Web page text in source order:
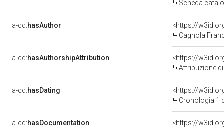
Scheda
a-cd:hasAuthor
<https://
Cagnola
a-cd:hasAuthorshipAttribution
<https://
Attribuzione di
a-cd:hasDating
<https://
Cronologia 1
a-cd:hasDocumentation